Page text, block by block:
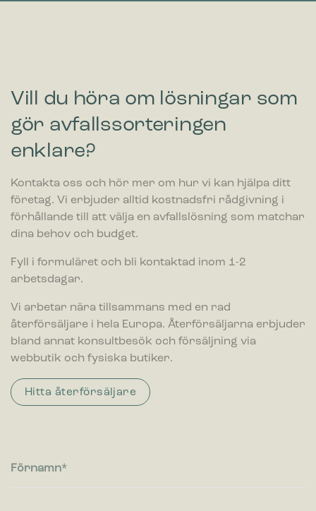
Marknadsföring
Cookies för marknadsföring används för att spåra besökare
på webbplatser. Avsikten är att visa annonser som är
relevanta och engagerande för enskilda användare, och
därmed mer värdefull för utgivare och
Vill du höra om lösningar som
gör avfallssorteringen
enklare?
Kontakta oss och hör mer om hur vi kan hjälpa ditt
företag. Vi erbjuder alltid kostnadsfri rådgivning i
förhållande till att välja en avfallslösning som matchar
dina behov och budget.
Fyll i formuläret och bli kontaktad inom 1-2
arbetsdagar.
Vi arbetar nära tillsammans med en rad
återförsäljare i hela Europa. Återförsäljarna erbjuder
bland annat konsultbesök och försäljning via
webbutik och fysiska butiker.
Hitta återförsäljare
Förnamn